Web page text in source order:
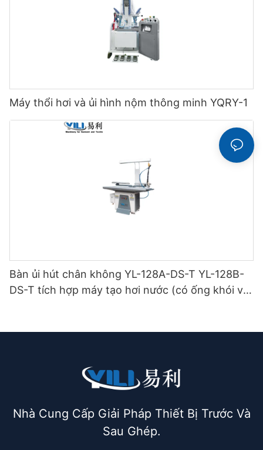
Máy thổi hơi và ủi hình nộm thông minh YQRY-1
Bàn ủi hút chân không YL-128A-DS-T YL-128B-
DS-T tích hợp máy tạo hơi nước (có ống khói và
Nhà Cung Cấp Giải Pháp Thiết Bị Trước Và
Sau Ghép.